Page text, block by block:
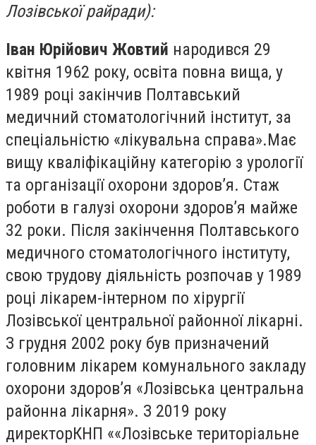
Лозівської райради):
Іван Юрійович Жовтий народився 29
квітня 1962 року, освіта повна вища, у
1989 році закінчив Полтавський
медичний стоматологічний інститут, за
спеціальністю «лікувальна справа».Має
вищу кваліфікаційну категорію з урології
та організації охорони здоров’я. Стаж
роботи в галузі охорони здоров’я майже
32 роки. Після закінчення Полтавського
медичного стоматологічного інституту,
свою трудову діяльність розпочав у 1989
році лікарем-інтерном по хірургії
Лозівської центральної районної лікарні.
З грудня 2002 року був призначений
головним лікарем комунального закладу
охорони здоров’я «Лозівська центральна
районна лікарня». З 2019 року
директорКНП ««Лозівське територіальне